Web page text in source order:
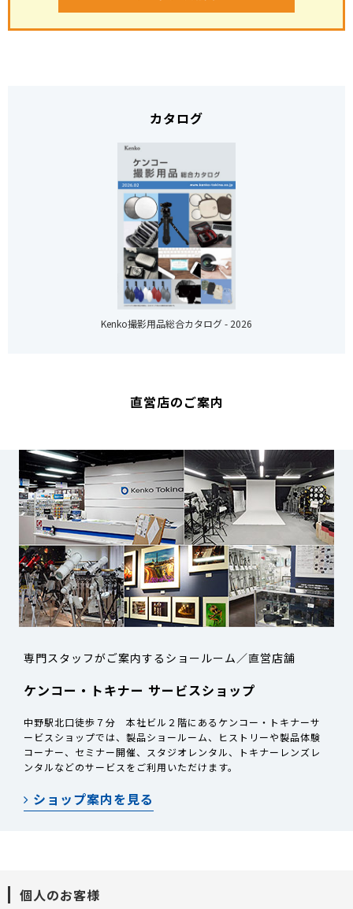
カタログ
Kenko撮影用品総合カタログ - 2026
直営店のご案内
専門スタッフがご案内するショールーム／直営店舗
ケンコー・トキナー サービスショップ
中野駅北口徒歩７分 本社ビル２階にあるケンコー・トキナーサ
ービスショップでは、製品ショールーム、ヒストリーや製品体験
コーナー、セミナー開催、スタジオレンタル、トキナーレンズレ
ンタルなどのサービスをご利用いただけます。
ショップ案内を見る
個人のお客様